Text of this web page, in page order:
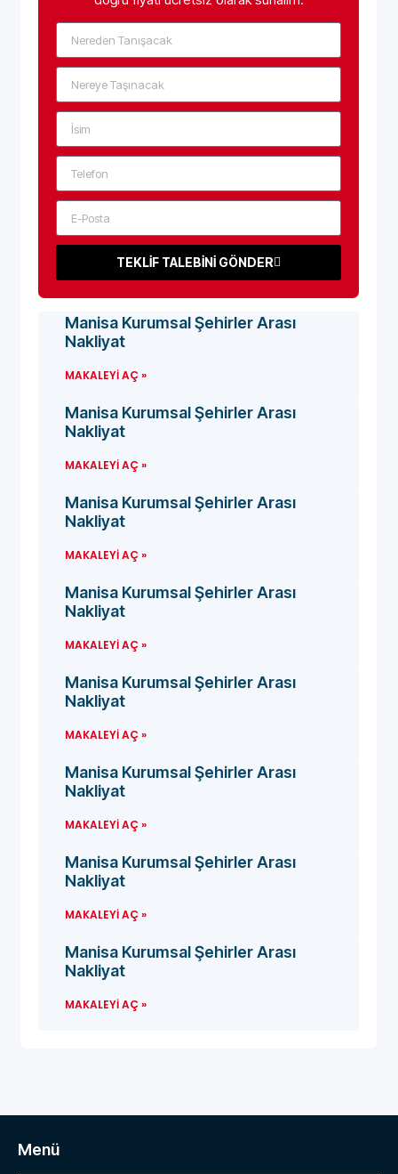
TEKLİF TALEBİNİ GÖNDER
Manisa Kurumsal Şehirler Arası
Nakliyat
MAKALEYI AÇ »
Manisa Kurumsal Şehirler Arası
Nakliyat
MAKALEYI AÇ »
Manisa Kurumsal Şehirler Arası
Nakliyat
MAKALEYI AÇ »
Manisa Kurumsal Şehirler Arası
Nakliyat
MAKALEYI AÇ »
Manisa Kurumsal Şehirler Arası
Nakliyat
MAKALEYI AÇ »
Manisa Kurumsal Şehirler Arası
Nakliyat
MAKALEYI AÇ »
Manisa Kurumsal Şehirler Arası
Nakliyat
MAKALEYI AÇ »
Manisa Kurumsal Şehirler Arası
Nakliyat
MAKALEYI AÇ »
Menü